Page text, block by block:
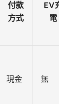
付款
方式
EV充
電
現金 無